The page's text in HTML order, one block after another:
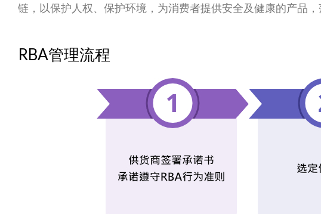
链，以保护人权、保护环境，为消费者提供安全及健康的产品，
RBA管理流程